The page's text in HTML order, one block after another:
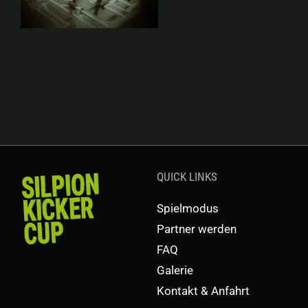
QUICK LINKS
Spielmodus
Partner werden
FAQ
Galerie
Kontakt & Anfahrt